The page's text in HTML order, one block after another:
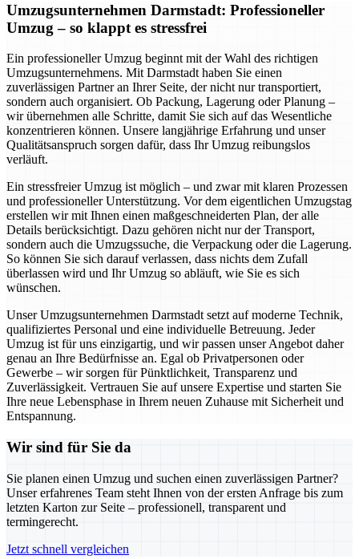
Umzugsunternehmen Darmstadt: Professioneller
Umzug – so klappt es stressfrei
Ein professioneller Umzug beginnt mit der Wahl des richtigen
Umzugsunternehmens. Mit Darmstadt haben Sie einen
zuverlässigen Partner an Ihrer Seite, der nicht nur transportiert,
sondern auch organisiert. Ob Packung, Lagerung oder Planung –
wir übernehmen alle Schritte, damit Sie sich auf das Wesentliche
konzentrieren können. Unsere langjährige Erfahrung und unser
Qualitätsanspruch sorgen dafür, dass Ihr Umzug reibungslos
verläuft.
Ein stressfreier Umzug ist möglich – und zwar mit klaren Prozessen
und professioneller Unterstützung. Vor dem eigentlichen Umzugstag
erstellen wir mit Ihnen einen maßgeschneiderten Plan, der alle
Details berücksichtigt. Dazu gehören nicht nur der Transport,
sondern auch die Umzugssuche, die Verpackung oder die Lagerung.
So können Sie sich darauf verlassen, dass nichts dem Zufall
überlassen wird und Ihr Umzug so abläuft, wie Sie es sich
wünschen.
Unser Umzugsunternehmen Darmstadt setzt auf moderne Technik,
qualifiziertes Personal und eine individuelle Betreuung. Jeder
Umzug ist für uns einzigartig, und wir passen unser Angebot daher
genau an Ihre Bedürfnisse an. Egal ob Privatpersonen oder
Gewerbe – wir sorgen für Pünktlichkeit, Transparenz und
Zuverlässigkeit. Vertrauen Sie auf unsere Expertise und starten Sie
Ihre neue Lebensphase in Ihrem neuen Zuhause mit Sicherheit und
Entspannung.
Wir sind für Sie da
Sie planen einen Umzug und suchen einen zuverlässigen Partner?
Unser erfahrenes Team steht Ihnen von der ersten Anfrage bis zum
letzten Karton zur Seite – professionell, transparent und
termingerecht.
Jetzt schnell vergleichen